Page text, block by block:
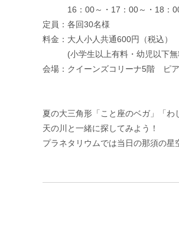
16：00～・17：00～・18：00
定員：各回30名様
料金：大人小人共通600円（税込）
(小学生以上有料・幼児以下無
会場：クイーンズコリーナ5階 ピ
夏の大三角形「こと座のベガ」「わ
天の川と一緒に探してみよう！
プラネタリウムでは当日の那須の星